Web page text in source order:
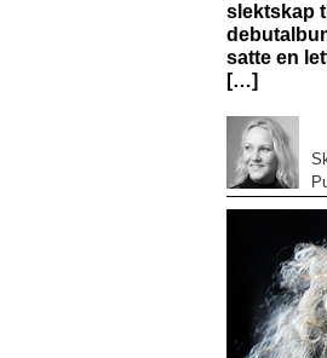
slektskap
satte en
[…]